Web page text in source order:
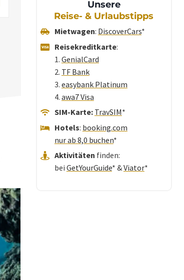
Unsere
Reise- & Urlaubstipps
Mietwagen: DiscoverCars*
Reisekreditkarte:
1. GenialCard
2. TF Bank
3. easybank Platinum
4. awa7 Visa
SIM-Karte: TravSIM*
Hotels: booking.com
nur ab 8,0 buchen*
Aktivitäten finden:
bei GetYourGuide* &Viator*